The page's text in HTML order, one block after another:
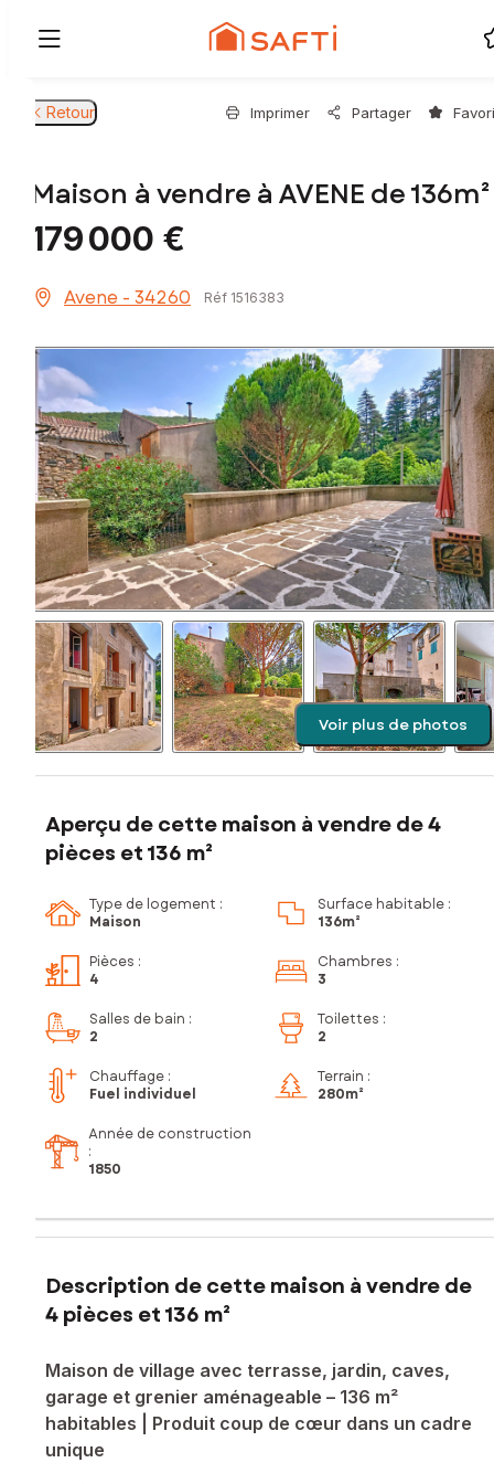
Retour Imprimer Partager
Maison à vendre à AVENE de 136m²
179 000 €
Avene - 34260 Réf 1516383
Voir plus de photos
Aperçu de cette maison à vendre de 4
pièces et 136 m²
Type de logement :
Maison
Surface habitable :
136m²
Pièces :
4
Chambres :
3
Salles de bain :
2
Toilettes :
2
Chauffage :
Fuel individuel
Terrain :
280m²
Année de construction
:
1850
Description de cette maison à vendre de
4 pièces et 136 m²
Maison de village avec terrasse, jardin, caves,
garage et grenier aménageable – 136 m²
habitables | Produit coup de cœur dans un cadre
unique